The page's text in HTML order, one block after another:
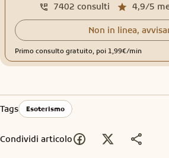
4,9/5
7402 consulti
Non in linea,
Primo consulto gratuito, poi 1,99€/min
Tags Esoterismo
Condividi articolo